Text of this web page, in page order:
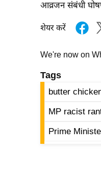
आव्रजन संबंधी
शेयर करें
We're now on
Tags
butter
MP racist
Prime